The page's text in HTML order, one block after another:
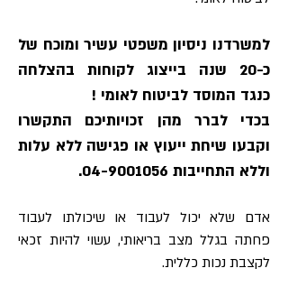
למשרדנו ניסיון משפטי עשיר ומוכח של
כ-20 שנה בייצוג לקוחות בהצלחה
כנגד המוסד לביטוח לאומי !
בכדי לברר מהן זכויותיכם התקשרו
וקבעו שיחת ייעוץ או פגישה ללא עלות
וללא התחייבות 04-9001056.
אדם שלא יכול לעבוד או שיכולתו לעבוד
פחתה בגלל מצב בריאותי, עשוי להיות זכאי
לקצבת נכות כללית.